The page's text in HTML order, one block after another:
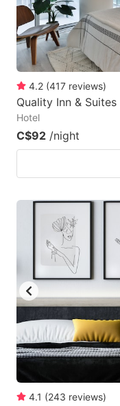
4.2 (417 reviews)
Quality Inn & Suites
Hotel
C$92 /night
4.1 (243 reviews)